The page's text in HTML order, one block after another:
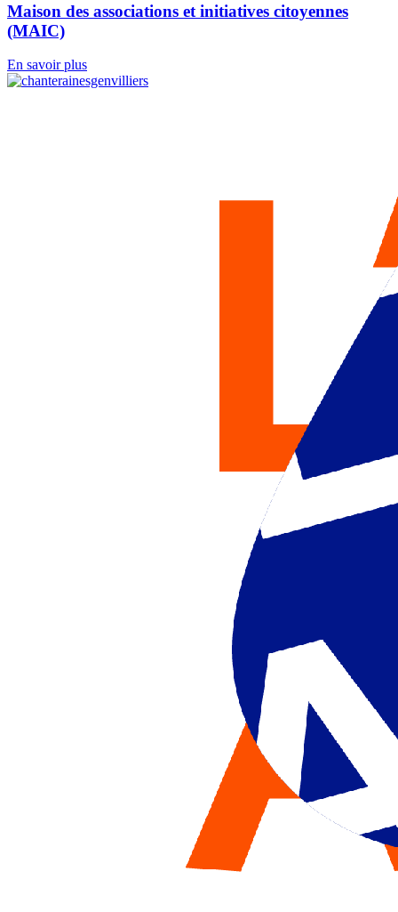
Maison des associations et initiatives citoyennes
(MAIC)
En savoir plus